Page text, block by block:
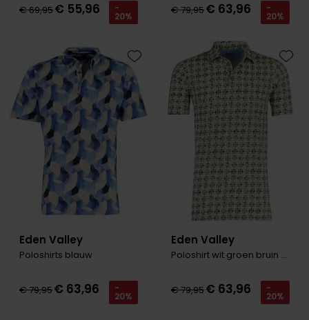
€ 69,95€ 55,96 -
20% € 79,95€ 63,96 -
20%
Eden Valley
Poloshirts blauw
€ 79,95€ 63,96 -
20%
Toevoegen aan favorieten
Eden Valley
Poloshirt wit groen bruin patroon
€ 79,95€ 63,96 -
20%